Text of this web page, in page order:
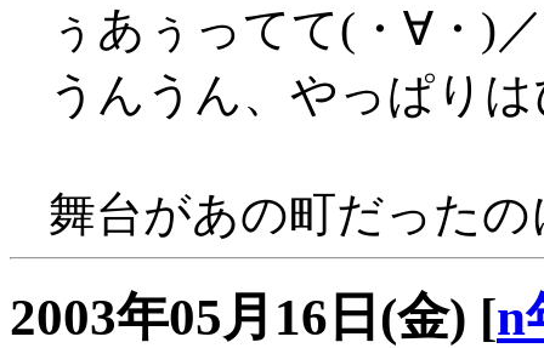
ぅあぅってて(・∀・)
うんうん、やっぱり
舞台があの町だった
2003年05月16日(金) [n